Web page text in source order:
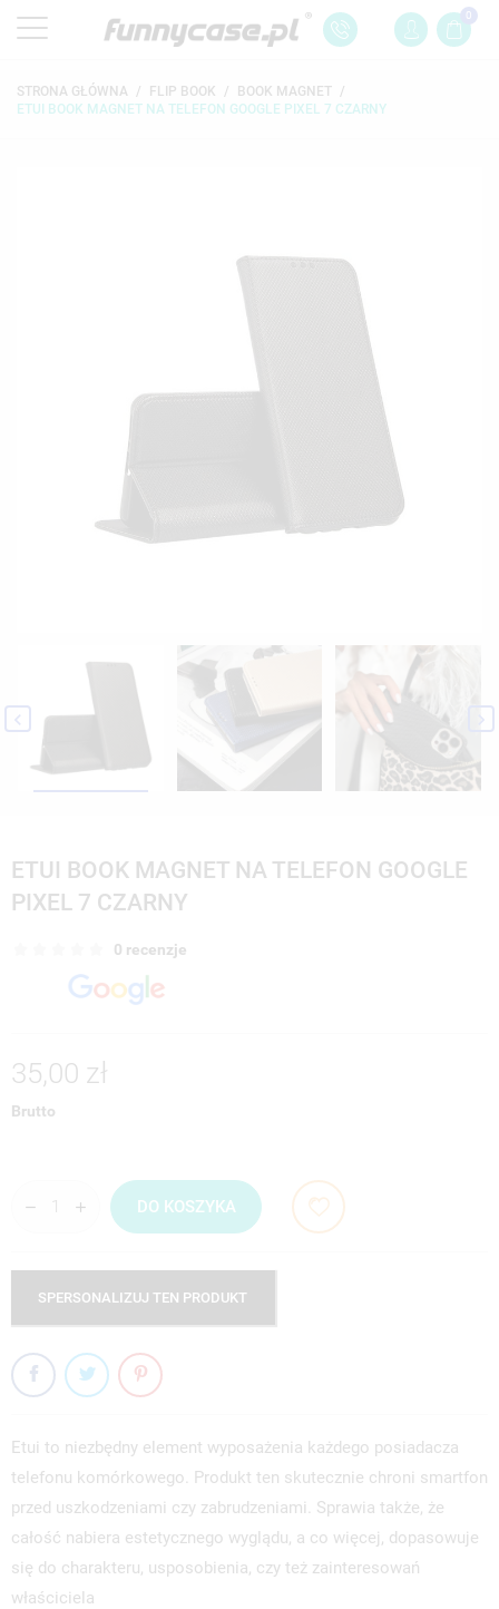
0
STRONA GŁÓWNA FLIP BOOK
BOOK MAGNET
ETUI BOOK MAGNET NA TELEFON GOOGLE PIXEL 7 CZARNY
 
ETUI BOOK MAGNET NA TELEFON GOOGLE
PIXEL 7 CZARNY
0 recenzje
35,00 zł
Brutto
DO KOSZYKA
SPERSONALIZUJ TEN PRODUKT
Etui to niezbędny element wyposażenia każdego posiadacza
telefonu komórkowego. Produkt ten skutecznie chroni smartfon
przed uszkodzeniami czy zabrudzeniami. Sprawia także, że
całość nabiera estetycznego wyglądu, a co więcej, dopasowuje
się do charakteru, usposobienia, czy też zainteresowań
właściciela